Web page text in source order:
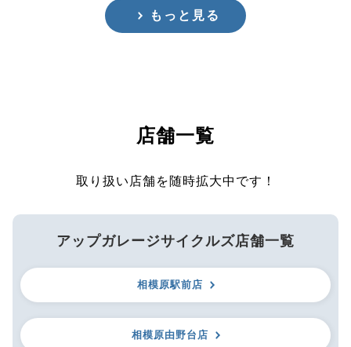
もっと見る
店舗一覧
取り扱い店舗を随時拡大中です！
アップガレージサイクルズ店舗一覧
相模原駅前店
相模原由野台店